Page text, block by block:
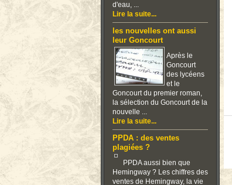
d'eau, ...
Lire la suite...
les nouvelles ont aussi
leur Goncourt
Après le
Goncourt
des lycéens
et le
Goncourt du premier roman,
la sélection du Goncourt de la
nouvelle ...
Lire la suite...
PPDA : des ventes
plagiées ?
PPDA aussi bien que
Hemingway ? Les chiffres des
ventes de Hemingway, la vie